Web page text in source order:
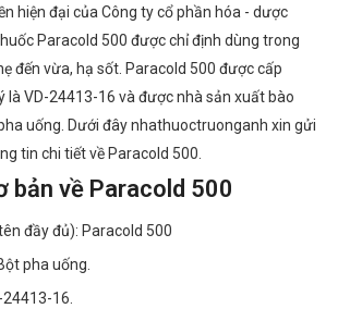
hiện đại của Công ty cổ phần hóa - dược
Paracold 500 được chỉ định dùng trong
đến vừa, hạ sốt. Paracold 500 được cấp
là VD-24413-16 và được nhà sản xuất bào
uống. Dưới đây nhathuoctruonganh xin gửi
tin chi tiết về Paracold 500.
bản về Paracold 500
đầy đủ): Paracold 500
pha uống.
16.